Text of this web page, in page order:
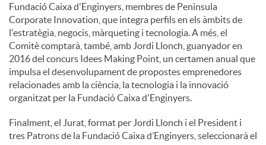
Fundació Caixa d'Enginyers, membres de Peninsula
Corporate Innovation, que integra perfils en els àmbits de
l'estratègia, negocis, màrqueting i tecnologia. A més, el
Comitè comptarà, també, amb Jordi Llonch, guanyador en
2016 del concurs Idees Making Point, un certamen anual que
impulsa el desenvolupament de propostes emprenedores
relacionades amb la ciència, la tecnologia i la innovació
organitzat per la Fundació Caixa d'Enginyers.
Finalment, el Jurat, format per Jordi Llonch i el President i
tres Patrons de la Fundació Caixa d’Enginyers, seleccionarà el